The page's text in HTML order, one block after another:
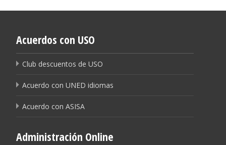
Acuerdos con USO
Club descuentos de USO
Acuerdo con UNED idiomas
Acuerdo con ASISA
Administración Online